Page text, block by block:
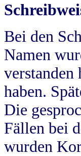
Bei den
Namen
verstanden
haben.
Die
Fällen bei
wurden